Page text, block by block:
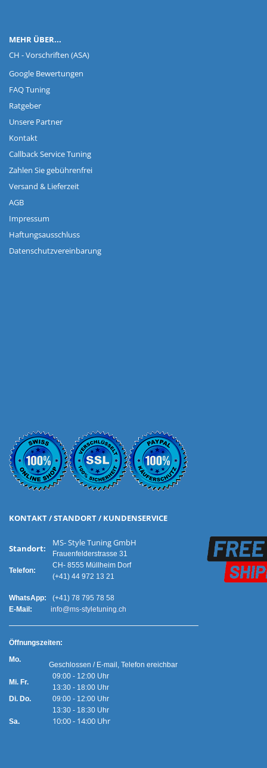
MEHR ÜBER...
CH - Vorschriften (ASA)
Google Bewertungen
FAQ Tuning
Ratgeber
Unsere Partner
Kontakt
Callback Service Tuning
Zahlen Sie gebührenfrei
Versand & Lieferzeit
AGB
Impressum
Haftungsausschluss
Datenschutzvereinbarung
KONTAKT / STANDORT / KUNDENSERVICE
Standort:
Telefon:
MS- Style Tuning GmbH
Frauenfelderstrasse 31
CH- 8555 Müllheim Dorf
(+41) 44 972 13 21
WhatsApp:
(+41) 78 795 78 58
E-Mail:
info@ms-styletuning.ch
Öffnungszeiten:
Mo.
Mi. Fr.
Geschlossen / E-mail, Telefon ereichbar
09:00 - 12:00 Uhr
13:30 - 18:00 Uhr
Di. Do.
Sa.
09:00 - 12:00 Uhr
13:30 - 18:30 Uhr
10:00 - 14:00 Uhr